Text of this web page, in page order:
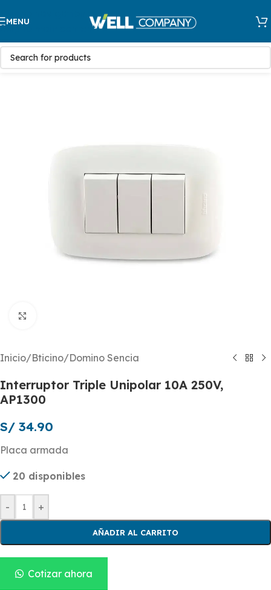
Skip to main content
MENU
Inicio/Bticino/Domino Sencia
Interruptor Triple Unipolar 10A 250V,
AP1300
S/ 34.90
Placa armada
20 disponibles
- +
AÑADIR AL CARRITO
Cotizar ahora